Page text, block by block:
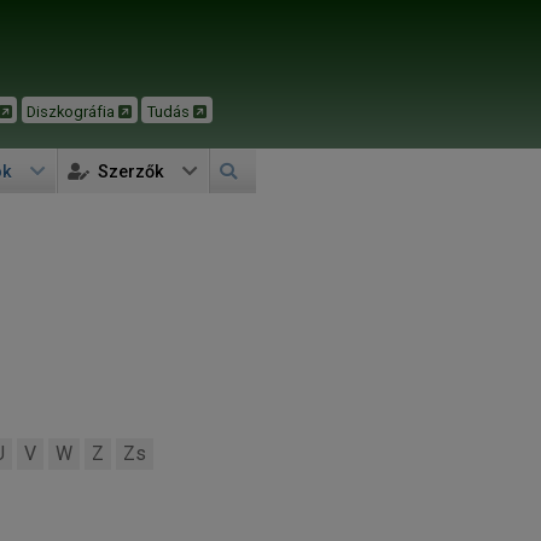
Diszkográfia Tudás
Szerzők
V W Z Zs